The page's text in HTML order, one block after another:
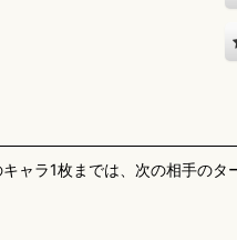
ャラ1枚までは、次の相手の